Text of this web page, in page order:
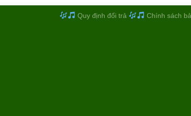
Quy định đổi trả Chính sách